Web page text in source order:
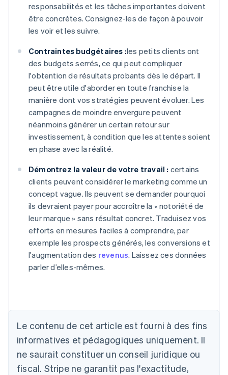
responsabilités et les tâches importantes doivent
être concrètes. Consignez-les de façon à pouvoir
les voir et les suivre.
Contraintes budgétaires :les petits clients ont
des budgets serrés, ce qui peut compliquer
l'obtention de résultats probants dès le départ. Il
peut être utile d'aborder en toute franchise la
manière dont vos stratégies peuvent évoluer. Les
campagnes de moindre envergure peuvent
néanmoins générer un certain retour sur
investissement, à condition que les attentes soient
en phase avec la réalité.
Démontrez la valeur de votre travail : certains
clients peuvent considérer le marketing comme un
concept vague. Ils peuvent se demander pourquoi
ils devraient payer pour accroître la « notoriété de
leur marque » sans résultat concret. Traduisez vos
efforts en mesures faciles à comprendre, par
exemple les prospects générés, les conversions et
l'augmentation des revenus. Laissez ces données
parler d’elles-mêmes.
Le contenu de cet article est fourni à des fins
informatives et pédagogiques uniquement. Il
ne saurait constituer un conseil juridique ou
fiscal. Stripe ne garantit pas l'exactitude,
Allemagne
Deutsch
Australie
English
Autriche